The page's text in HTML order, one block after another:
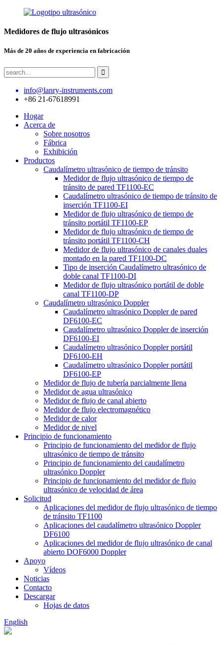
Medidores de flujo ultrasónicos
Más de 20 años de experiencia en fabricación
info@lanry-instruments.com
+86 21-67618991
Hogar
Acerca de
Sobre nosotros
Fábrica
Exhibición
Productos
Caudalímetro ultrasónico de tiempo de tránsito
Medidor de flujo ultrasónico de tiempo de
tránsito de pared TF1100-EC
Caudalímetro ultrasónico de tiempo de tránsito de
inserción TF1100-EI
Medidor de flujo ultrasónico de tiempo de
tránsito portátil TF1100-EP
Medidor de flujo ultrasónico de tiempo de
tránsito portátil TF1100-CH
Medidor de flujo ultrasónico de canales duales
montado en la pared TF1100-DC
Tipo de inserción Caudalímetro ultrasónico de
doble canal TF1100-DI
Medidor de flujo ultrasónico portátil de doble
canal TF1100-DP
Caudalímetro ultrasónico Doppler
Caudalímetro ultrasónico Doppler de pared
DF6100-EC
Caudalímetro ultrasónico Doppler de inserción
DF6100-EI
Caudalímetro ultrasónico Doppler portátil
DF6100-EH
Caudalímetro ultrasónico Doppler portátil
DF6100-EP
Medidor de flujo de tubería parcialmente llena
Medidor de agua ultrasónico
Medidor de flujo de canal abierto
Medidor de flujo electromagnético
Medidor de calor
Medidor de nivel
Principio de funcionamiento
Principio de funcionamiento del medidor de flujo
ultrasónico de tiempo de tránsito
Principio de funcionamiento del caudalímetro
ultrasónico Doppler
Principio de funcionamiento del medidor de flujo
ultrasónico de velocidad de área
Solicitud
Aplicaciones del medidor de flujo ultrasónico de tiempo
de tránsito TF1100
Aplicaciones del caudalímetro ultrasónico Doppler
DF6100
Aplicaciones del medidor de flujo ultrasónico de canal
abierto DOF6000 Doppler
Apoyo
Vídeos
Noticias
Contacto
Descargar
Hojas de datos
English